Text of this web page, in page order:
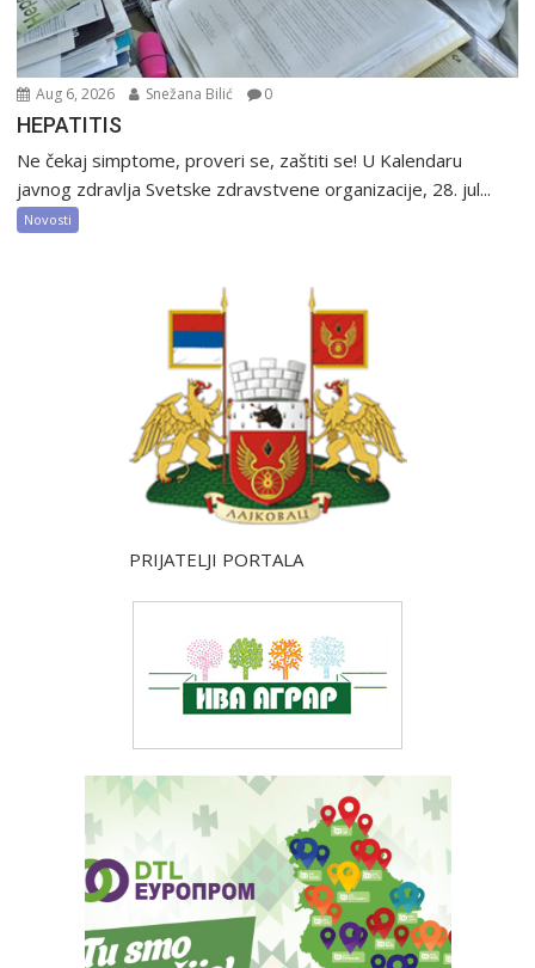
Aug 6, 2026 Snežana Bilić 0
HEPATITIS
Ne čekaj simptome, proveri se, zaštiti se! U Kalendaru
javnog zdravlja Svetske zdravstvene organizacije, 28. jul...
Novosti
PRIJATELJI PORTALA